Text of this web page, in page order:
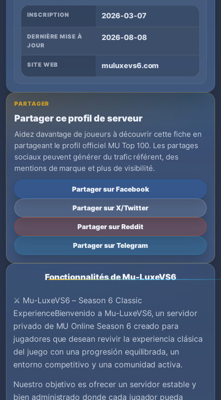
INSCRIPTION 2026-03-07
DERNIÈRE MISE À
JOUR
2026-08-08
SITE WEB muluxevs6.com
PARTAGER
Partager ce profil de serveur
Aidez davantage de joueurs à découvrir cette fiche en
partageant le profil officiel MU Top 100. Les partages
sociaux peuvent générer du trafic référent, des
mentions de marque et plus de visibilité.
Partager sur Facebook
Partager sur X/Twitter
Partager sur Reddit
Partager sur Telegram
Fonctionnalités de Mu-LuxeVS6
⚔️ Mu-LuxeVS6 – Season 6 Classic
ExperienceBienvenido a Mu-LuxeVS6, un servidor
privado de MU Online Season 6 creado para
jugadores que desean revivir la experiencia clásica
del juego con una progresión equilibrada, un
entorno competitivo y una comunidad activa.
Nuestro objetivo es ofrecer un servidor estable y
bien administrado donde cada jugador pueda